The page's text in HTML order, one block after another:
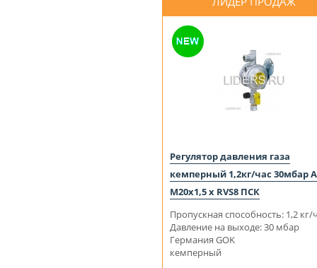
Регулятор давления газа
кемперный 1,2кг/час 30мбар
M20x1,5 x RVS8 ПСК
Пропускная способность: 1,2
Давление на выходе: 30 мбар
Германия GOK
кемперный